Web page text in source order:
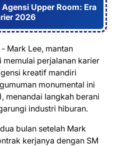
Upper Room: Era
2026
- Mark Lee, mantan
memulai perjalanan karier
kreatif mandiri
monumental ini
menandai langkah berani
industri hiburan.
bulan setelah Mark
kerjanya dengan SM